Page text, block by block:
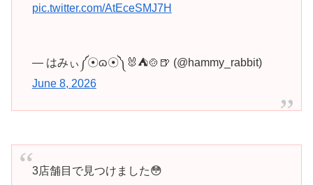
pic.twitter.com/AtEceSMJ7H
— はみぃ༼☉ɷ☉༽🐰⛺🍲🍺 (@hammy_rabbit)
June 8, 2026
3店舗目で見つけました😳